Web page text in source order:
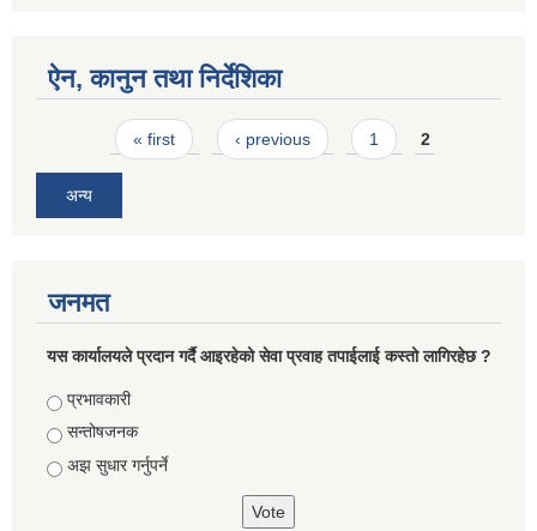
ऐन, कानुन तथा निर्देशिका
Pages« first ‹ previous 1 2
अन्य
जनमत
यस कार्यालयले प्रदान गर्दै आइरहेको सेवा प्रवाह तपाईलाई कस्तो लागिरहेछ ?
Choices
प्रभावकारी
सन्तोषजनक
अझ सुधार गर्नुपर्ने